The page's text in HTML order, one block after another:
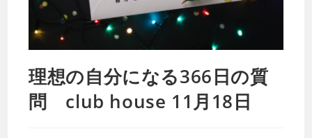
理想の自分になる366日の質
問 club house 11月18日